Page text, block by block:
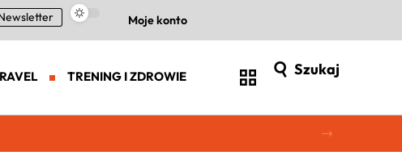
Moje konto
TRENING I ZDROWIE Szukaj